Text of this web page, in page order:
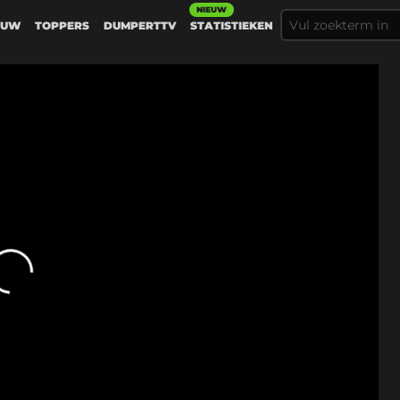
TOPPERS DUMPERTTV STATISTIEKEN
NIEUW